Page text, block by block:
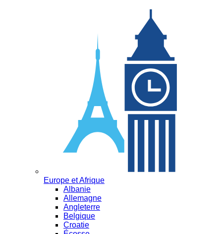
Europe et Afrique
Albanie
Allemagne
Angleterre
Belgique
Croatie